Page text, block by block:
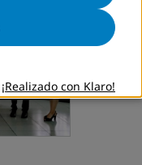
¡Realizado con Klaro!